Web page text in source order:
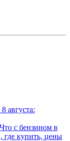
августа:
Что с бензином в
где купить, цены